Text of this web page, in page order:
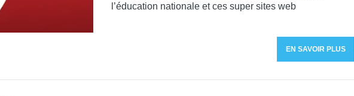
l’éducation nationale et ces super sites web
EN SAVOIR PLUS